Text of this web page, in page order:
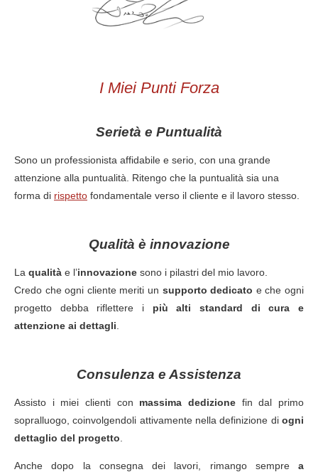
I Miei Punti Forza
Serietà e Puntualità
Sono un professionista affidabile e serio, con una grande
attenzione alla puntualità. Ritengo che la puntualità sia una
forma di rispetto fondamentale verso il cliente e il lavoro stesso.
Qualità è innovazione
La qualità e l’innovazione sono i pilastri del mio lavoro.
Credo che ogni cliente meriti un supporto dedicato e che ogni
progetto debba riflettere i più alti standard di cura e
attenzione ai dettagli
Consulenza e Assistenza
Assisto i miei clienti con massima dedizione fin dal primo
sopralluogo, coinvolgendoli attivamente nella definizione di ogni
dettaglio del progetto
Anche dopo la consegna dei lavori, rimango sempre a